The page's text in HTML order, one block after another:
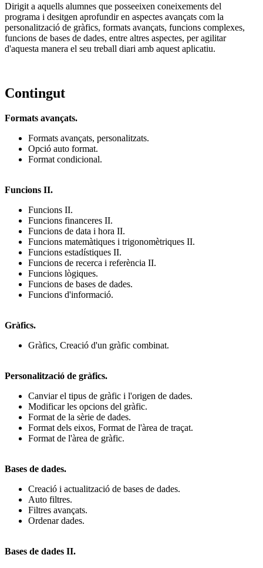
Dirigit a aquells alumnes que posseeixen coneixements del
programa i desitgen aprofundir en aspectes avançats com la
personalització de gràfics, formats avançats, funcions complexes,
funcions de bases de dades, entre altres aspectes, per agilitar
d'aquesta manera el seu treball diari amb aquest aplicatiu.
Contingut
Formats avançats.
Formats avançats, personalitzats.
Opció auto format.
Format condicional.
Funcions II.
Funcions II.
Funcions financeres II.
Funcions de data i hora II.
Funcions matemàtiques i trigonomètriques II.
Funcions estadístiques II.
Funcions de recerca i referència II.
Funcions lògiques.
Funcions de bases de dades.
Funcions d'informació.
Gràfics.
Gràfics, Creació d'un gràfic combinat.
Personalització de gràfics.
Canviar el tipus de gràfic i l'origen de dades.
Modificar les opcions del gràfic.
Format de la sèrie de dades.
Format dels eixos, Format de l'àrea de traçat.
Format de l'àrea de gràfic.
Bases de dades.
Creació i actualització de bases de dades.
Auto filtres.
Filtres avançats.
Ordenar dades.
Bases de dades II.